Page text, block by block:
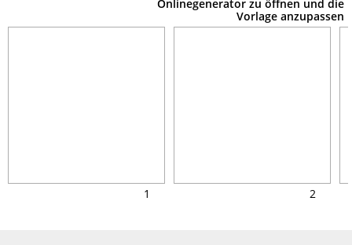
Onlinegenerator zu öffnen und die
Vorlage anzupassen
1 2